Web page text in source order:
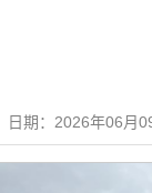
日期：2026年06